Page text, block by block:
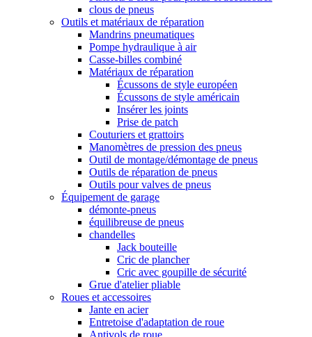
clous de pneus
Outils et matériaux de réparation
Mandrins pneumatiques
Pompe hydraulique à air
Casse-billes combiné
Matériaux de réparation
Écussons de style européen
Écussons de style américain
Insérer les joints
Prise de patch
Couturiers et grattoirs
Manomètres de pression des pneus
Outil de montage/démontage de pneus
Outils de réparation de pneus
Outils pour valves de pneus
Équipement de garage
démonte-pneus
équilibreuse de pneus
chandelles
Jack bouteille
Cric de plancher
Cric avec goupille de sécurité
Grue d'atelier pliable
Roues et accessoires
Jante en acier
Entretoise d'adaptation de roue
Antivols de roue